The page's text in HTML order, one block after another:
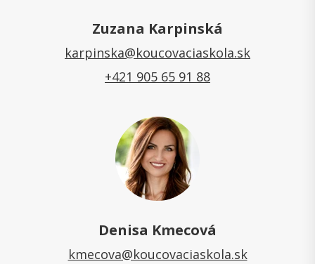
Zuzana Karpinská
karpinska@koucovaciaskola.sk
+421 905 65 91 88
Denisa Kmecová
kmecova@koucovaciaskola.sk